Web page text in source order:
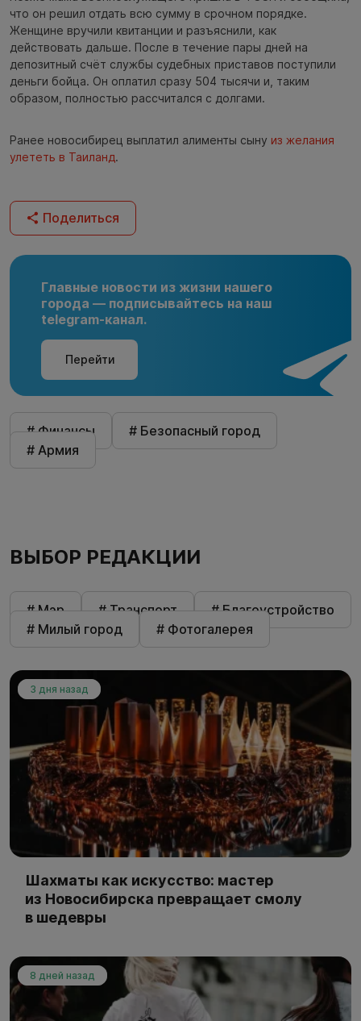
что он решил отдать всю сумму в срочном порядке.
Женщине вручили квитанции и разъяснили, как
действовать дальше. После в течение пары дней на
депозитный счёт службы судебных приставов поступили
деньги бойца. Он оплатил сразу 504 тысячи и, таким
образом, полностью рассчитался с долгами.
Ранее новосибирец выплатил алименты сыну из желания
улететь в Таиланд.
Поделиться
Главные новости из жизни нашего
города — подписывайтесь на наш
telegram-канал.
Перейти
# Финансы
# Безопасный город
# Армия
ВЫБОР РЕДАКЦИИ
# Мэр # Транспорт
# Благоустройство
# Милый город
# Фотогалерея
3 дня назад
Шахматы как искусство: мастер
из Новосибирска превращает смолу
в шедевры
8 дней назад